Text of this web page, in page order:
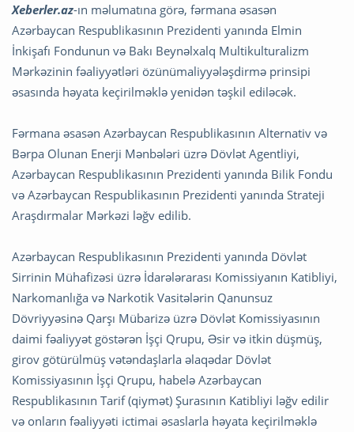
Xeberler.az-ın məlumatına görə, fərmana əsasən
Azərbaycan Respublikasının Prezidenti yanında Elmin
İnkişafı Fondunun və Bakı Beynəlxalq Multikulturalizm
Mərkəzinin fəaliyyətləri özünümaliyyələşdirmə prinsipi
əsasında həyata keçirilməklə yenidən təşkil ediləcək.
Fərmana əsasən Azərbaycan Respublikasının Alternativ və
Bərpa Olunan Enerji Mənbələri üzrə Dövlət Agentliyi,
Azərbaycan Respublikasının Prezidenti yanında Bilik Fondu
və Azərbaycan Respublikasının Prezidenti yanında Strateji
Araşdırmalar Mərkəzi ləğv edilib.
Azərbaycan Respublikasının Prezidenti yanında Dövlət
Sirrinin Mühafizəsi üzrə İdarələrarası Komissiyanın Katibliyi,
Narkomanlığa və Narkotik Vasitələrin Qanunsuz
Dövriyyəsinə Qarşı Mübarizə üzrə Dövlət Komissiyasının
daimi fəaliyyət göstərən İşçi Qrupu, Əsir və itkin düşmüş,
girov götürülmüş vətəndaşlarla əlaqədar Dövlət
Komissiyasının İşçi Qrupu, habelə Azərbaycan
Respublikasının Tarif (qiymət) Şurasının Katibliyi ləğv edilir
və onların fəaliyyəti ictimai əsaslarla həyata keçirilməklə